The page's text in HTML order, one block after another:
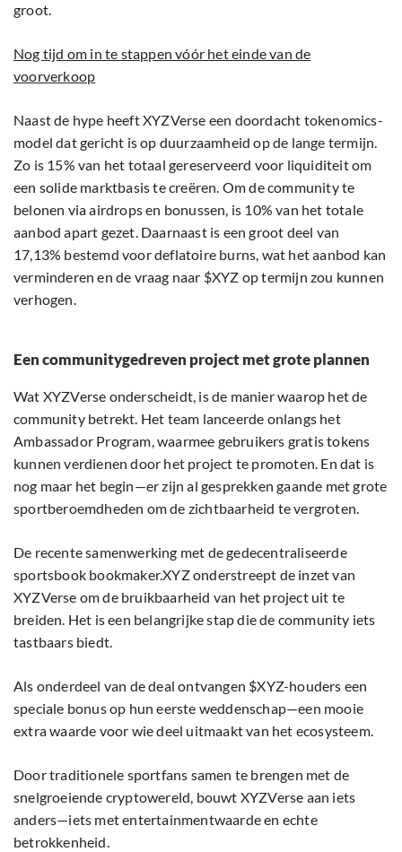
groot.
Nog tijd om in te stappen vóór het einde van de
voorverkoop
Naast de hype heeft XYZVerse een doordacht tokenomics-
model dat gericht is op duurzaamheid op de lange termijn.
Zo is 15% van het totaal gereserveerd voor liquiditeit om
een solide marktbasis te creëren. Om de community te
belonen via airdrops en bonussen, is 10% van het totale
aanbod apart gezet. Daarnaast is een groot deel van
17,13% bestemd voor deflatoire burns, wat het aanbod kan
verminderen en de vraag naar $XYZ op termijn zou kunnen
verhogen.
Een communitygedreven project met grote plannen
Wat XYZVerse onderscheidt, is de manier waarop het de
community betrekt. Het team lanceerde onlangs het
Ambassador Program, waarmee gebruikers gratis tokens
kunnen verdienen door het project te promoten. En dat is
nog maar het begin—er zijn al gesprekken gaande met grote
sportberoemdheden om de zichtbaarheid te vergroten.
De recente samenwerking met de gedecentraliseerde
sportsbook bookmaker.XYZ onderstreept de inzet van
XYZVerse om de bruikbaarheid van het project uit te
breiden. Het is een belangrijke stap die de community iets
tastbaars biedt.
Als onderdeel van de deal ontvangen $XYZ-houders een
speciale bonus op hun eerste weddenschap—een mooie
extra waarde voor wie deel uitmaakt van het ecosysteem.
Door traditionele sportfans samen te brengen met de
snelgroeiende cryptowereld, bouwt XYZVerse aan iets
anders—iets met entertainmentwaarde en echte
betrokkenheid.